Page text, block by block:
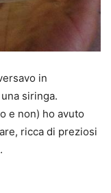
in
siringa.
e non) ho avuto
ricca di preziosi